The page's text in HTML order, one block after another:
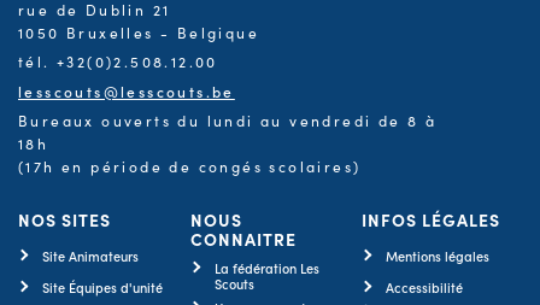
rue de Dublin 21
1050 Bruxelles - Belgique
tél. +32(0)2.508.12.00
lesscouts@lesscouts.be
Bureaux ouverts du lundi au vendredi de 8 à
18h
(17h en période de congés scolaires)
NOS SITES
Site Animateurs
Site Équipes d'unité
NOUS
CONNAITRE
La fédération Les
Scouts
INFOS LÉGALES
Mentions légales
Accessibilité